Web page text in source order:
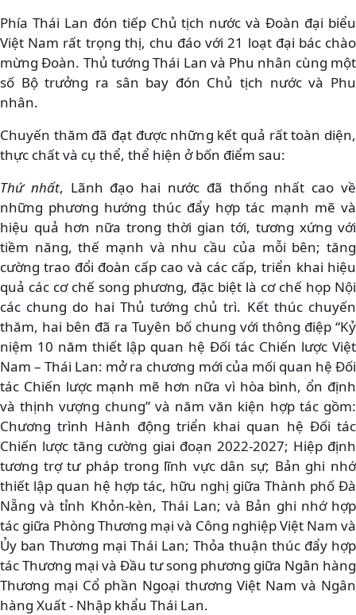
Phía Thái Lan đón tiếp Chủ tịch nước và Đoàn đại biểu
Việt Nam rất trọng thị, chu đáo với 21 loạt đại bác chào
mừng Đoàn. Thủ tướng Thái Lan và Phu nhân cùng một
số Bộ trưởng ra sân bay đón Chủ tịch nước và Phu
nhân.
Chuyến thăm đã đạt được những kết quả rất toàn diện,
thực chất và cụ thể, thể hiện ở bốn điểm sau:
Thứ nhất, Lãnh đạo hai nước đã thống nhất cao về
những phương hướng thúc đẩy hợp tác mạnh mẽ và
hiệu quả hơn nữa trong thời gian tới, tương xứng với
tiềm năng, thế mạnh và nhu cầu của mỗi bên; tăng
cường trao đổi đoàn cấp cao và các cấp, triển khai hiệu
quả các cơ chế song phương, đặc biệt là cơ chế họp Nội
các chung do hai Thủ tướng chủ trì. Kết thúc chuyến
thăm, hai bên đã ra Tuyên bố chung với thông điệp “Kỷ
niệm 10 năm thiết lập quan hệ Đối tác Chiến lược Việt
Nam – Thái Lan: mở ra chương mới của mối quan hệ Đối
tác Chiến lược mạnh mẽ hơn nữa vì hòa bình, ổn định
và thịnh vượng chung” và năm văn kiện hợp tác gồm:
Chương trình Hành động triển khai quan hệ Đối tác
Chiến lược tăng cường giai đoạn 2022-2027; Hiệp định
tương trợ tư pháp trong lĩnh vực dân sự; Bản ghi nhớ
thiết lập quan hệ hợp tác, hữu nghị giữa Thành phố Đà
Nẵng và tỉnh Khỏn-kèn, Thái Lan; và Bản ghi nhớ hợp
tác giữa Phòng Thương mại và Công nghiệp Việt Nam và
Ủy ban Thương mại Thái Lan; Thỏa thuận thúc đẩy hợp
tác Thương mại và Đầu tư song phương giữa Ngân hàng
Thương mại Cổ phần Ngoại thương Việt Nam và Ngân
hàng Xuất - Nhập khẩu Thái Lan.